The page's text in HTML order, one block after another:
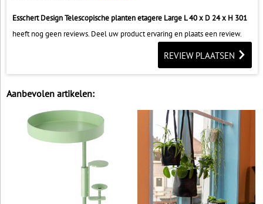
Esschert Design Telescopische planten etagere Large L 40 x D 24 x H 301
heeft nog geen reviews. Deel uw product ervaring en plaats een review.
REVIEW PLAATSEN
Aanbevolen artikelen: